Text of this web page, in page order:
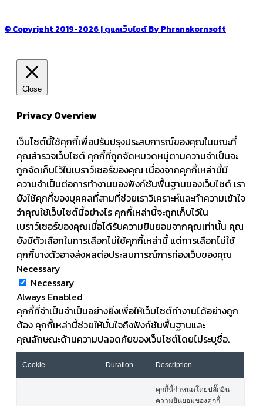
© Copyright 2019-2026 | ดูแลเว็บไซต์ By Phranakornsoft
Close
Privacy Overview
เว็บไซต์นี้ใช้คุกกี้เพื่อปรับปรุงประสบการณ์ของคุณในขณะที่
คุณสำรวจเว็บไซต์ คุกกี้ที่ถูกจัดหมวดหมู่ตามความจำเป็นจะ
ถูกจัดเก็บไว้ในเบราว์เซอร์ของคุณ เนื่องจากคุกกี้เหล่านี้มี
ความจำเป็นต่อการทำงานของฟังก์ชันพื้นฐานของเว็บไซต์ เรา
ยังใช้คุกกี้ของบุคคลที่สามที่ช่วยเราวิเคราะห์และทำความเข้าใจ
ว่าคุณใช้เว็บไซต์นี้อย่างไร คุกกี้เหล่านี้จะถูกเก็บไว้ใน
เบราว์เซอร์ของคุณเมื่อได้รับความยินยอมจากคุณเท่านั้น คุณ
ยังมีตัวเลือกในการเลือกไม่ใช้คุกกี้เหล่านี้ แต่การเลือกไม่ใช้
คุกกี้บางตัวอาจส่งผลต่อประสบการณ์การท่องเว็บของคุณ
Necessary
Necessary
Always Enabled
คุกกี้ที่จำเป็นจำเป็นอย่างยิ่งเพื่อให้เว็บไซต์ทำงานได้อย่างถูก
ต้อง คุกกี้เหล่านี้ช่วยให้มั่นใจถึงฟังก์ชันพื้นฐานและ
คุณลักษณะด้านความปลอดภัยของเว็บไซต์โดยไม่ระบุชื่อ.
Cookie Duration Description
คุกกี้นี้กำหนดโดยปลั๊กอิน
ความยินยอมของคุกกี้